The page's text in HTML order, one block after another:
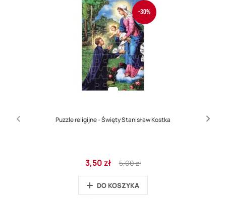
-30%
Puzzle religijne - Święty Stanisław Kostka
Cena
promocyjna
3,50 zł
Regular
Price
5,00 zł
DO KOSZYKA